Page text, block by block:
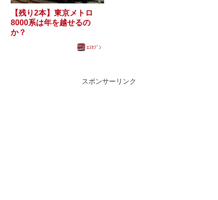
【残り2本】東京メトロ
8000系は年を越せるの
か？
ｴｽｾﾌﾞﾝ
スポンサーリンク